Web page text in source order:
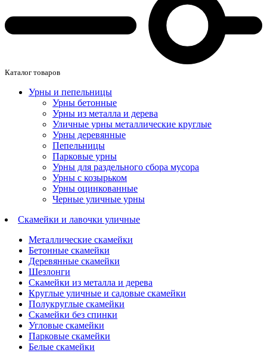
Каталог товаров
Урны и пепельницы
Урны бетонные
Урны из металла и дерева
Уличные урны металлические круглые
Урны деревянные
Пепельницы
Парковые урны
Урны для раздельного сбора мусора
Урны с козырьком
Урны оцинкованные
Черные уличные урны
Скамейки и лавочки уличные
Металлические скамейки
Бетонные скамейки
Деревянные скамейки
Шезлонги
Скамейки из металла и дерева
Круглые уличные и садовые скамейки
Полукруглые скамейки
Скамейки без спинки
Угловые скамейки
Парковые скамейки
Белые скамейки